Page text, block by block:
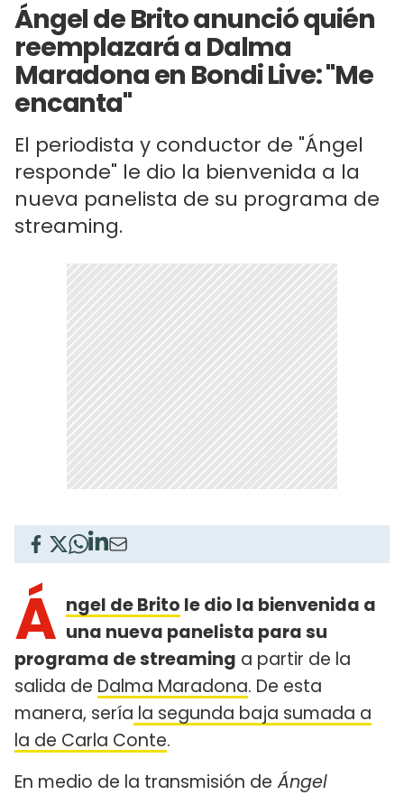
Ángel de Brito anunció quién
reemplazará a Dalma
Maradona en Bondi Live: "Me
encanta"
El periodista y conductor de "Ángel
responde" le dio la bienvenida a la
nueva panelista de su programa de
streaming.
Á ngel de Brito le dio la bienvenida a
una nueva panelista para su
programa de streaming a partir de la
salida de Dalma Maradona. De esta
manera, sería la segunda baja sumada a
la de Carla Conte.
En medio de la transmisión de Ángel